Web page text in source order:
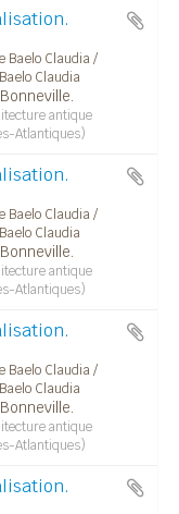
Baelo Claudia /
Claudia
antique
Atlantiques)
Baelo Claudia /
Claudia
antique
Atlantiques)
Baelo Claudia /
Claudia
antique
Atlantiques)